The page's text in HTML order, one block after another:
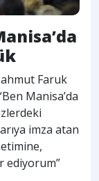
Faruk
Manisa’da
imza atan
ediyorum”